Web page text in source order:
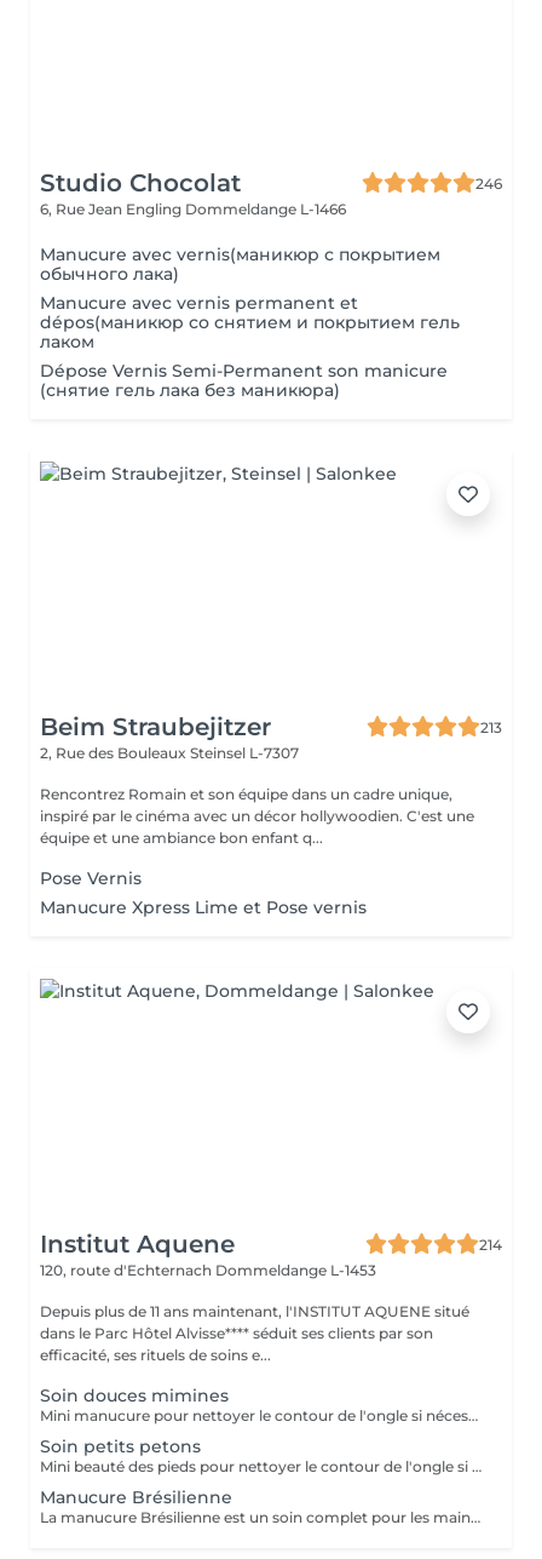
Studio Chocolat
246
6, Rue Jean Engling Dommeldange L-1466
Manucure avec vernis(маникюр с покрытием
обычного лака)
Manucure avec vernis permanent et
dépos(маникюр со снятием и покрытием гель
лаком
Dépose Vernis Semi-Permanent son manicure
(снятие гель лака без маникюра)
Beim Straubejitzer
213
2, Rue des Bouleaux Steinsel L-7307
Rencontrez Romain et son équipe dans un cadre unique,
inspiré par le cinéma avec un décor hollywoodien. C'est une
équipe et une ambiance bon enfant q...
Pose Vernis
Manucure Xpress Lime et Pose vernis
Institut Aquene
214
120, route d'Echternach Dommeldange L-1453
Depuis plus de 11 ans maintenant, l'INSTITUT AQUENE situé
dans le Parc Hôtel Alvisse**** séduit ses clients par son
efficacité, ses rituels de soins e...
Soin douces mimines
Mini manucure pour nettoyer le contour de l'ongle si nécessaire. Si l'enfant le souhaite nous lui offrons la pose vernis avec les couleurs biosourcées totalement naturelles.
Soin petits petons
Mini beauté des pieds pour nettoyer le contour de l'ongle si nécessaire. Si l'enfant le souhaite nous lui offrons la pose vernis avec les couleurs biosourcées totalement naturelles.
Manucure Brésilienne
La manucure Brésilienne est un soin complet pour les mains et les ongles. Tout au long du traitement vos mains sont dans des gants imbibés de crème nourrissante. Vos mains en ressortent toutes douces et parfaitement hydratées.